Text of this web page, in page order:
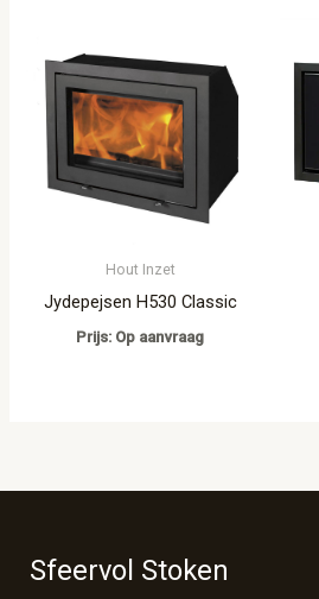
Hout Inzet
Jydepejsen H530 Classic
Prijs: Op aanvraag
Sfeervol Stoken